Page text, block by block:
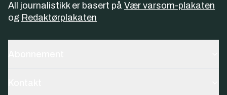
All journalistikk er basert på Vær varsom-plakaten
og Redaktørplakaten